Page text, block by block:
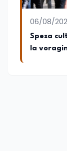
06/08/
Spesa
la